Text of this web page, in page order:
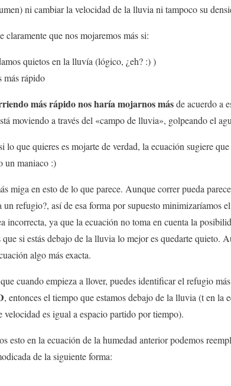
ni cambiar la velocidad de la lluvia ni tampoco su
claramente que nos mojaremos más si:
quietos en la lluvía (lógico, ¿eh? :) )
más rápido
más rápido nos haría mojarnos másde acuerdo a
moviendo a través del «campo de lluvia», golpeando el
lo que quieres es mojarte de verdad, la ecuación sugiere
un maniaco :)
miga en esto de lo que parece. Aunque correr pueda
un refugio?, así de esa forma por supuesto minimizaríamos
incorrecta, ya que la ecuación no toma en cuenta la
que si estás debajo de la lluvia lo mejor es quedarte quieto.
algo más exacta.
cuando empieza a llover, puedes identificar el refugio
, entonces el tiempo que estamos debajo de la lluvia (t en la
velocidad es igual a espacio partido por tiempo).
esto en la ecuación de la humedad anterior podemos
de la siguiente forma: